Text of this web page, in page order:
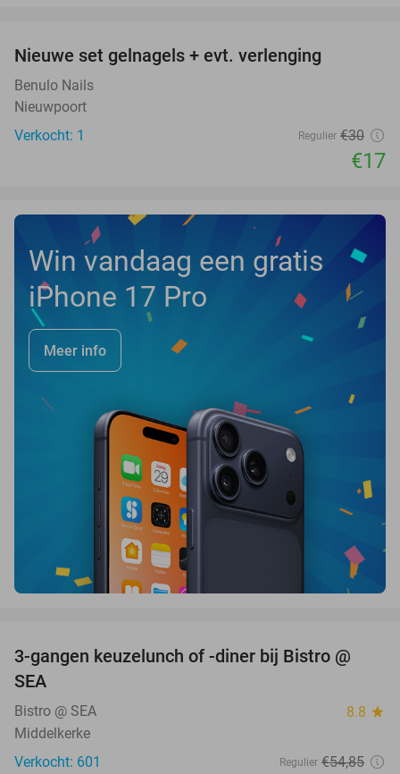
TODAY
Nieuwe set gelnagels + evt. verlenging
Benulo Nails
Nieuwpoort
Verkocht: 1
Regulier €30
€17
Win vandaag een gratis
iPhone 17 Pro
Meer info
36%
3-gangen keuzelunch of -diner bij Bistro @
SEA
Bistro @ SEA 8.8 star
Middelkerke
Verkocht: 601
Regulier €54,85